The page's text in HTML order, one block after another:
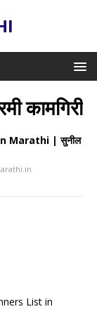
कामगिरी
Marathi | सुनील
List in